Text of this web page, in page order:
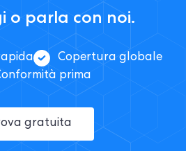
o parla con noi.
Copertura globale
prima
gratuita